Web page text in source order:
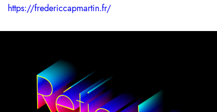
https://fredericcapmartin.fr/